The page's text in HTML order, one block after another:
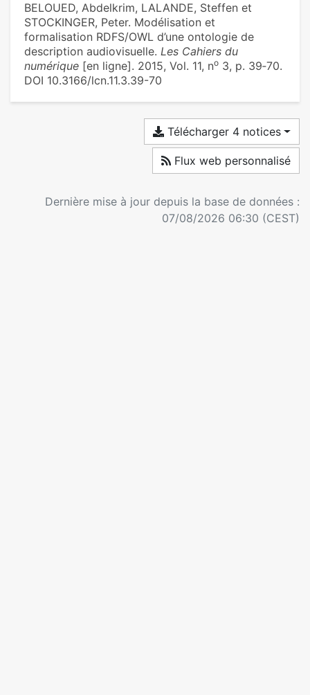
BELOUED, Abdelkrim, LALANDE, Steffen et
STOCKINGER, Peter. Modélisation et
formalisation RDFS/OWL d’une ontologie de
description audiovisuelle. Les Cahiers du
numérique [en ligne]. 2015, Vol. 11, no 3, p. 39‑70.
DOI 10.3166/lcn.11.3.39-70
Télécharger 4 notices
Flux web personnalisé
Dernière mise à jour depuis la base de données :
07/08/2026 06:30 (CEST)